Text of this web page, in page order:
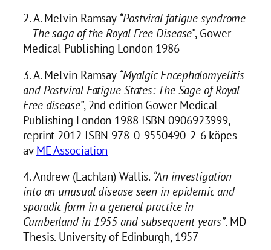
2. A. Melvin Ramsay “Postviral fatigue syndrome
– The saga of the Royal Free Disease”, Gower
Medical Publishing London 1986
3. A. Melvin Ramsay “Myalgic Encephalomyelitis
and Postviral Fatigue States: The Sage of Royal
Free disease”, 2nd edition Gower Medical
Publishing London 1988 ISBN 0906923999,
reprint 2012 ISBN 978-0-9550490-2-6 köpes
av ME Association
4. Andrew (Lachlan) Wallis. “An investigation
into an unusual disease seen in epidemic and
sporadic form in a general practice in
Cumberland in 1955 and subsequent years”. MD
Thesis. University of Edinburgh, 1957